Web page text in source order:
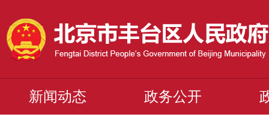
新闻动态 政务公开